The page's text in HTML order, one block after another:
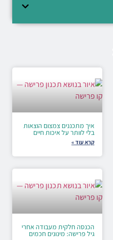
איך מתכננים צמצום הוצאות
בלי לוותר על איכות חיים
קרא עוד »
הכנסה חלקית מעבודה אחרי
גיל פרישה: מינונים חכמים